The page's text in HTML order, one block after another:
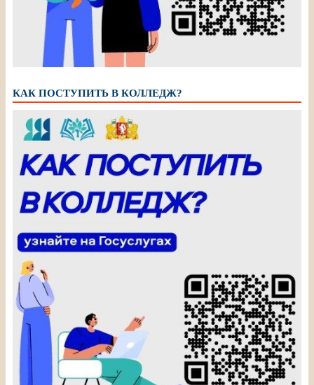
КАК ПОСТУПИТЬ В КОЛЛЕДЖ?